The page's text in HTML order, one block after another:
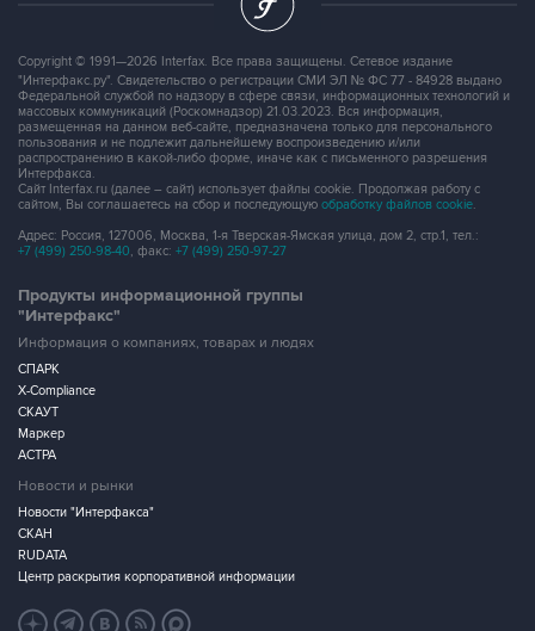
Copyright © 1991—2026 Interfax. Все права защищены. Сетевое издание
"Интерфакс.ру". Свидетельство о регистрации СМИ ЭЛ № ФС 77 - 84928 выдано
Федеральной службой по надзору в сфере связи, информационных технологий и
массовых коммуникаций (Роскомнадзор) 21.03.2023. Вся информация,
размещенная на данном веб-сайте, предназначена только для персонального
пользования и не подлежит дальнейшему воспроизведению и/или
распространению в какой-либо форме, иначе как с письменного разрешения
Интерфакса.
Сайт Interfax.ru (далее – сайт) использует файлы cookie. Продолжая работу с
сайтом, Вы соглашаетесь на сбор и последующую обработку файлов cookie.
Адрес: Россия, 127006, Москва, 1-я Тверская-Ямская улица, дом 2, стр.1, тел.:
+7 (499) 250-98-40, факс: +7 (499) 250-97-27
Продукты информационной группы
"Интерфакс"
Информация о компаниях, товарах и людях
СПАРК
X-Compliance
СКАУТ
Маркер
АСТРА
Новости и рынки
Новости "Интерфакса"
СКАН
RUDATA
Центр раскрытия корпоративной информации